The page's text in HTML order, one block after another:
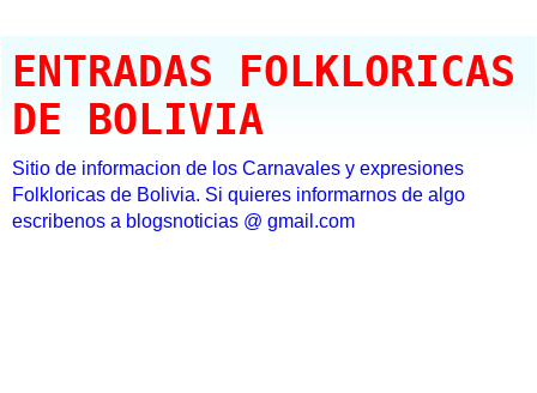
ENTRADAS FOLKLORICAS
DE BOLIVIA
Sitio de informacion de los Carnavales y expresiones
Folkloricas de Bolivia. Si quieres informarnos de algo
escribenos a blogsnoticias @ gmail.com